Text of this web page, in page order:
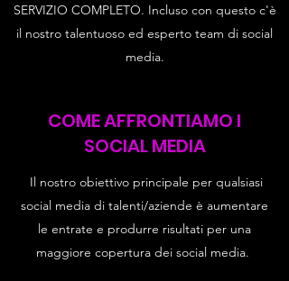
SERVIZIO COMPLETO. Incluso con questo c'è
il nostro talentuoso ed esperto team di social
media.
COME AFFRONTIAMO I
SOCIAL MEDIA
Il nostro obiettivo principale per qualsiasi
social media di talenti/aziende è aumentare
le entrate e produrre risultati per una
maggiore copertura dei social media.